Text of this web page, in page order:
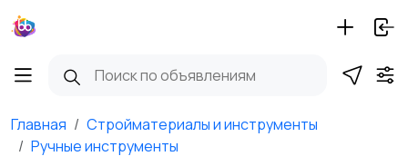
Главная
Стройматериалы и инструменты
Ручные инструменты